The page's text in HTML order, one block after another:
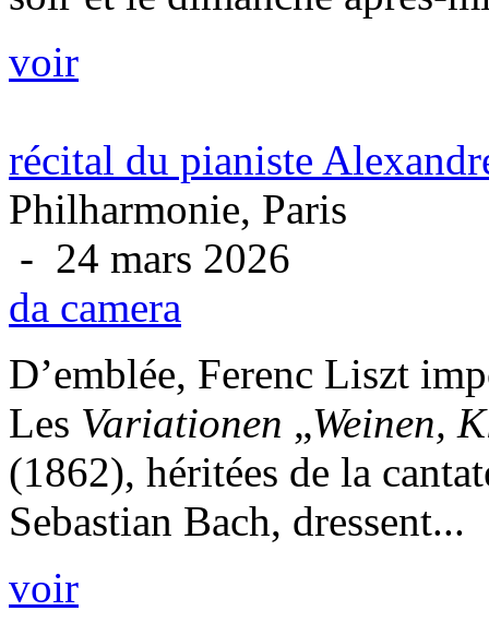
voir
récital du pianiste
Philharmonie, Paris
- 24 mars 2026
da camera
D’emblée, Ferenc Liszt
Les Variationen „Weinen,
(1862), héritées de la
Sebastian Bach, dressent...
voir